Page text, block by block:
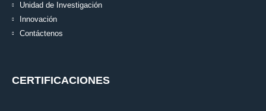
Unidad de Investigación
Innovación
Contáctenos
CERTIFICACIONES